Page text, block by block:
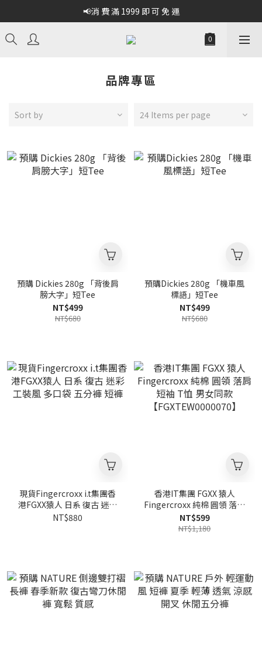
📢消 費 滿 1999 即 可 免 運
品牌專區
Sort by 24 Items per page
預購 Dickies 280g 「背後肩
膀大字」短Tee
NT$499
NT$680
預購Dickies 280g 「機車風
標語」短Tee
NT$499
NT$680
現貨Fingercroxx i.t集團香
港FGXX猿人 日系 復古 迷彩
工裝風 多口袋 五分褲 短褲
NT$880
香港IT集團 FGXX 猿人
Fingercroxx 純棉 圓領 落肩
短袖 T恤 男女同款
【FGXTEW0000070】
NT$599
NT$1,180